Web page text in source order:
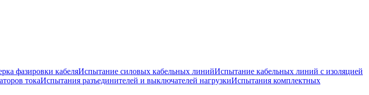
фазировки кабеляИспытание силовых кабельных линийИспытание кабельных линий с изоляцией
токаИспытания разъединителей и выключателей нагрузкиИспытания комплектных